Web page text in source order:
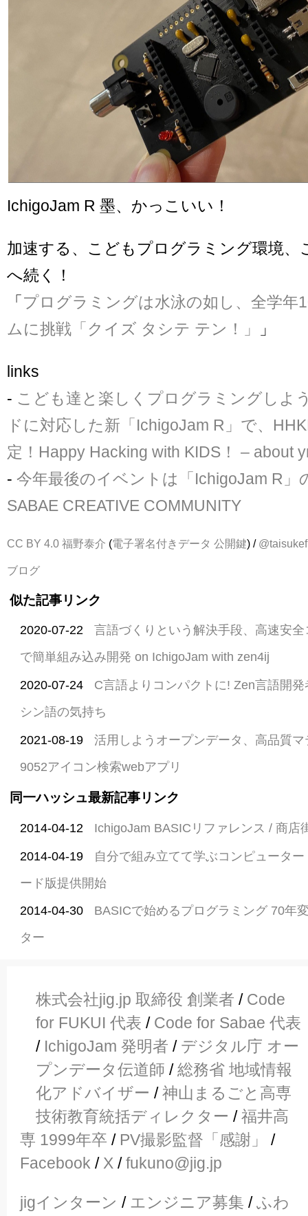
IchigoJam R 墨、かっこいい！
加速する、こどもプログラミング環境、
へ続く！
「プログラミングは水泳の如し、全学年
ムに挑戦「クイズ タシテ テン！」
」
links
- こども達と楽しくプログラミングしよ
ドに対応した新「IchigoJam R」で、
定！Happy Hacking with KIDS！ – about
- 今年最後のイベントは「IchigoJam R」
SABAE CREATIVE COMMUNITY
CC BY 4.0 福野泰介 (電子署名付きデータ 公開鍵) / @taisukef
ブログ
似た記事リンク
2020-07-22
言語づくりという解決手段、高速安
で簡単組み込み開発 on IchigoJam with zen4ij
2020-07-24
C言語よりコンパクトに! Zen言語開
シン語の気持ち
2021-08-19
活用しようオープンデータ、高品質
9052アイコン検索webアプリ
同一ハッシュ最新記事リンク
2014-04-12 IchigoJam BASICリファレンス / 商店
2014-04-19
自分で組み立てて学ぶコンピュータ
ード版提供開始
2014-04-30
BASICで始めるプログラミング 70年
ター
株式会社jig.jp 取締役 創業者 / Code
for FUKUI 代表 / Code for Sabae 代表
/ IchigoJam 発明者 / デジタル庁 オー
プンデータ伝道師 /総務省 地域情報
化アドバイザー /神山まるごと高専
技術教育統括ディレクター /福井高
専 1999年卒 / PV撮影監督「感謝」
/
Facebook / X /fukuno@jig.jp
jigインターン / エンジニア募集 /ふわ